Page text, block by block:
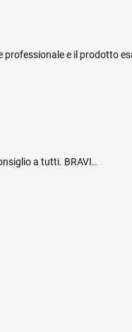
e il prodotto
a tutti. BRAVI..